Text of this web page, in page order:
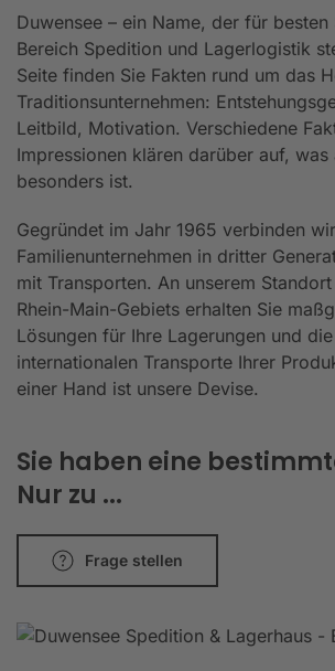
Duwensee – ein Name, der für besten
Bereich Spedition und Lagerlogistik
Seite finden Sie Fakten rund um das
Traditionsunternehmen:
Leitbild, Motivation. Verschiedene
Impressionen klären darüber auf, was
besonders ist.
Gegründet im Jahr 1965 verbinden
Familienunternehmen in dritter
mit Transporten. An unserem
Rhein-Main-Gebiets erhalten Sie
Lösungen für Ihre Lagerungen und
internationalen Transporte Ihrer
einer Hand ist unsere Devise.
Sie haben eine
Nur zu ...
Frage stellen